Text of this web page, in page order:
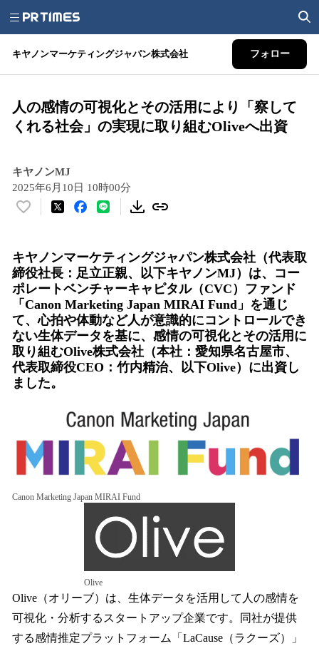
キヤノンマーケティングジャパン株式会社 フォロー
人の感情の可視化とその活用により「察して
くれる社会」の実現に取り組むOliveへ出資
キヤノンMJ
2025年6月10日 10時00分
い
！
数
を
読
み
込
み
中
で
す
キヤノンマーケティングジャパン株式会社（代表取
締役社長：足立正親、以下キヤノンMJ）は、コー
ポレートベンチャーキャピタル（CVC）ファンド
「Canon Marketing Japan MIRAI Fund」を通じ
て、心拍や体動など人が意識的にコントロールでき
ない生体データを基に、感情の可視化とその活用に
取り組むOlive株式会社（本社：愛知県名古屋市、
代表取締役CEO：竹内精治、以下Olive）に出資し
ました。
Canon Marketing Japan MIRAI Fund
Olive
Olive（オリーブ）は、生体データを活用して人の感情を
可視化・分析するスタートアップ企業です。同社が提供
する感情推定プラットフォーム「LaCause（ラクーズ）」